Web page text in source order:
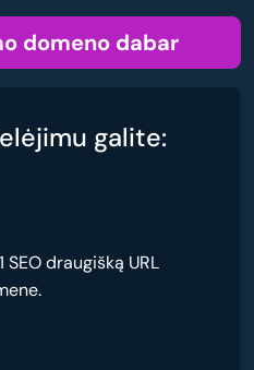
domeno dabar
galite:
draugišką URL